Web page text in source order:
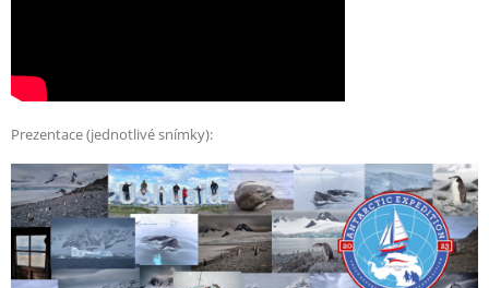
Prezentace (jednotlivé snímky):